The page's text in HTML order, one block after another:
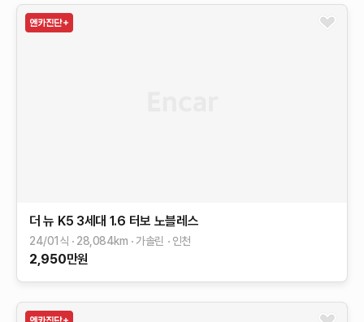
더 뉴 K5 3세대 1.6 터보 노블레스
24/01식 28,084km 가솔린 인천
2,950만원